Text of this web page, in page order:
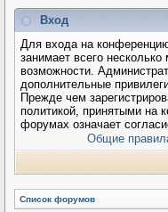
Вход
Для входа на
занимает всего
возможности.
дополнительные
Прежде чем
политикой, принятыми на
форумах означает
Общие
Список форумов